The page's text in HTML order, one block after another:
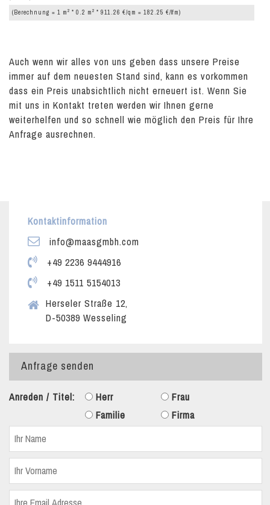
(Berechnung = 1 m 2 * 0.2 m 2 * 911.26 €/qm = 182.25 €/lfm)
Auch wenn wir alles von uns geben dass unsere Preise
immer auf dem neuesten Stand sind, kann es vorkommen
dass ein Preis unabsichtlich nicht erneuert ist. Wenn Sie
mit uns in Kontakt treten werden wir Ihnen gerne
weiterhelfen und so schnell wie möglich den Preis für Ihre
Anfrage ausrechnen.
Kontaktinformation
info@maasgmbh.com
+49 2236 9444916
+49 1511 5154013
Herseler Straße 12,
D-50389 Wesseling
Anfrage senden
Anreden / Titel: Herr
Frau
Familie
Firma